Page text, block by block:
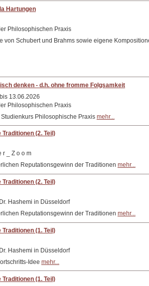
Hartungen
Philosophischen Praxis
von Schubert und Brahms sowie eigene
denken - d.h. ohne fromme Folgsamkeit
13.06.2026
Philosophischen Praxis
Philosophische Praxis mehr...
(2. Teil)
r _ Z o o m
Reputationsgewinn der Traditionen mehr...
(2. Teil)
Hashemi in Düsseldorf
Reputationsgewinn der Traditionen mehr...
(1. Teil)
Hashemi in Düsseldorf
Idee mehr...
(1. Teil)